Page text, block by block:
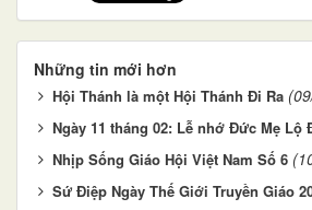
Những tin mới hơn
Hội Thánh là một Hội Thánh Đi Ra
Ngày 11 tháng 02: Lễ nhớ Đức Mẹ Lộ
Nhịp Sống Giáo Hội Việt Nam Số 6
Sứ Điệp Ngày Thế Giới Truyền Giáo